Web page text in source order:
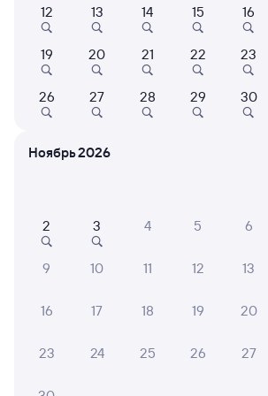
Самый быстрый
097Э Проходящий
Омск
18:41 3 д 20 ч 56 м в пути
Дни следования
от 9 ⁠292 ⁠₽ 9 ⁠866 ⁠₽
Найдём билет на поезд за вас
12 13 14 15 16
19 20 21 22 23
26 27 28 29 30
Ноябрь 2026
2 3 4 5 6
9 10 11 12 13
16 17 18 19 20
23 24 25 26 27